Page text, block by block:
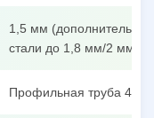
1,5 мм
стали до 1,8 мм/2 мм/3
Профильная труба